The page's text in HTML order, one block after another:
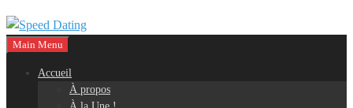
Main Menu
Accueil
À propos